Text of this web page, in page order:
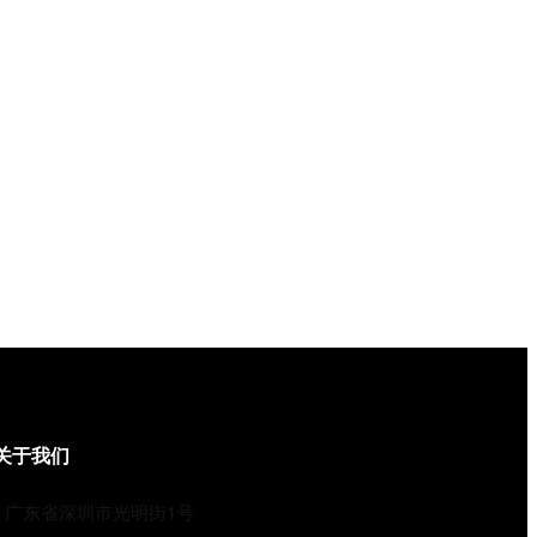
于我们
广东省深圳市光明街1号